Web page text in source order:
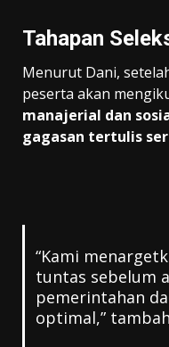
Tahapan
Menurut Dani,
peserta akan
manajerial dan
gagasan tertulis
“Kami
tuntas sebelum
pemerintahan
optimal,”